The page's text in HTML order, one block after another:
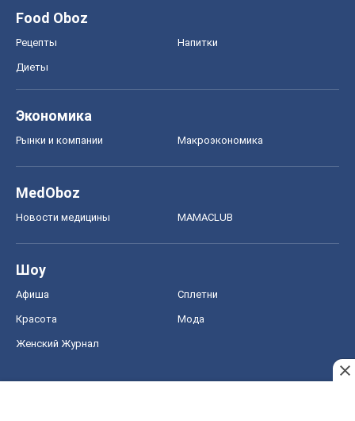
Food Oboz
Рецепты Напитки
Диеты
Экономика
Рынки и компании Mакроэкономика
MedOboz
Новости медицины MAMACLUB
Шоу
Афиша Сплетни
Красота Мода
Женский Журнал